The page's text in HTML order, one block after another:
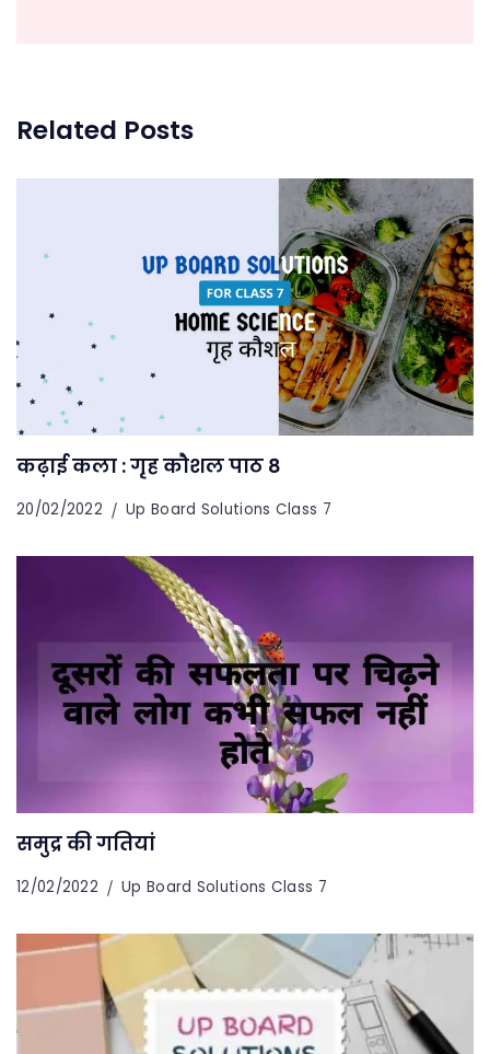
Related Posts
कढ़ाई कला : गृह कौशल पाठ 8
20/02/2022 Up Board Solutions Class 7
समुद्र की गतियां
12/02/2022 Up Board Solutions Class 7